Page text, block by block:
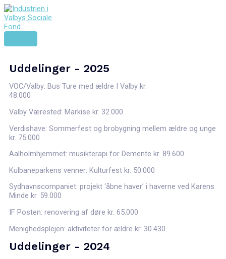
Uddelinger - 2025
VOC/Valby: Bus Ture med ældre I Valby kr.
48.000
Valby Værested: Markise kr. 32.000
Verdishave: Sommerfest og brobygning mellem ældre og unge
kr. 75.000
Aalholmhjemmet: musikterapi for Demente kr. 89.600
Kulbaneparkens venner: Kulturfest kr. 50.000
Sydhavnscompaniet: projekt ‘åbne haver’ i haverne ved Karens
Minde kr. 59.000
IF Posten: renovering af døre kr. 65.000
Menighedsplejen: aktiviteter for ældre kr. 30.430
Uddelinger - 2024